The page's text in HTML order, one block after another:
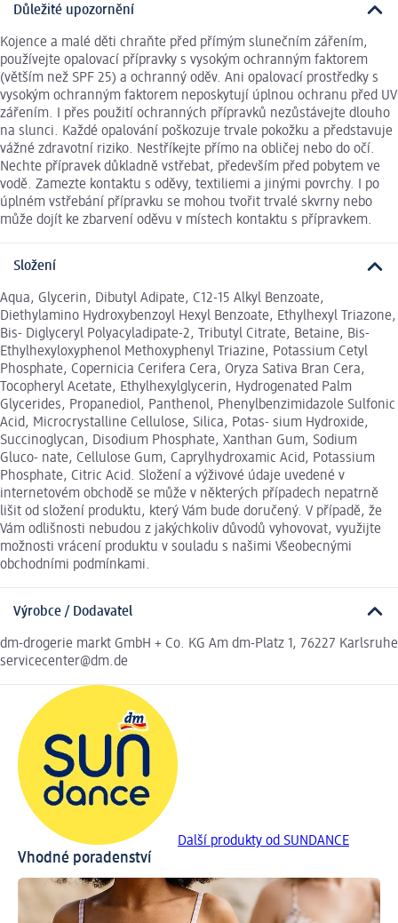
Důležité upozornění
Kojence a malé děti chraňte před přímým slunečním zářením,
používejte opalovací přípravky s vysokým ochranným faktorem
(větším než SPF 25) a ochranný oděv. Ani opalovací prostředky s
vysokým ochranným faktorem neposkytují úplnou ochranu před UV
zářením. I přes použití ochranných přípravků nezůstávejte dlouho
na slunci. Každé opalování poškozuje trvale pokožku a představuje
vážné zdravotní riziko. Nestříkejte přímo na obličej nebo do očí.
Nechte přípravek důkladně vstřebat, především před pobytem ve
vodě. Zamezte kontaktu s oděvy, textiliemi a jinými povrchy. I po
úplném vstřebání přípravku se mohou tvořit trvalé skvrny nebo
může dojít ke zbarvení oděvu v místech kontaktu s přípravkem.
Složení
Aqua, Glycerin, Dibutyl Adipate, C12-15 Alkyl Benzoate,
Diethylamino Hydroxybenzoyl Hexyl Benzoate, Ethylhexyl Triazone,
Bis- Diglyceryl Polyacyladipate-2, Tributyl Citrate, Betaine, Bis-
Ethylhexyloxyphenol Methoxyphenyl Triazine, Potassium Cetyl
Phosphate, Copernicia Cerifera Cera, Oryza Sativa Bran Cera,
Tocopheryl Acetate, Ethylhexylglycerin, Hydrogenated Palm
Glycerides, Propanediol, Panthenol, Phenylbenzimidazole Sulfonic
Acid, Microcrystalline Cellulose, Silica, Potas- sium Hydroxide,
Succinoglycan, Disodium Phosphate, Xanthan Gum, Sodium
Gluco- nate, Cellulose Gum, Caprylhydroxamic Acid, Potassium
Phosphate, Citric Acid. Složení a výživové údaje uvedené v
internetovém obchodě se může v některých případech nepatrně
lišit od složení produktu, který Vám bude doručený. V případě, že
Vám odlišnosti nebudou z jakýchkoliv důvodů vyhovovat, využijte
možnosti vrácení produktu v souladu s našimi Všeobecnými
obchodními podmínkami.
Výrobce / Dodavatel
dm-drogerie markt GmbH + Co. KG Am dm-Platz 1, 76227 Karlsruhe
servicecenter@dm.de
Další produkty od SUNDANCE
Vhodné poradenství